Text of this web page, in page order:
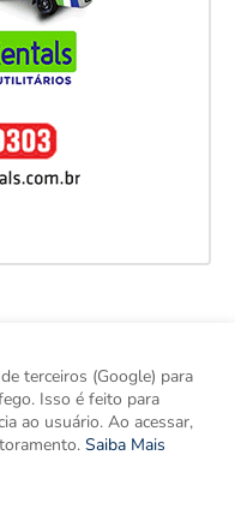
terceiros (Google) para
Isso é feito para
ao usuário. Ao acessar,
Saiba Mais